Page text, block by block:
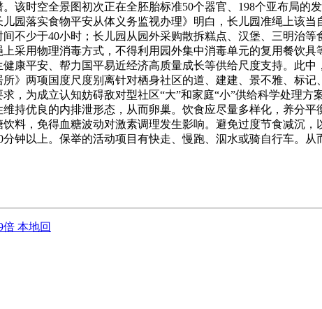
该时空全景图初次正在全胚胎标准50个器官、198个亚布局
园落实食物平安从体义务监视办理》明白，长儿园准绳上该
不少于40小时；长儿园从园外采购散拆糕点、汉堡、三明治
采用物理消毒方式，不得利用园外集中消毒单元的复用餐饮
康平安、帮力国平易近经济高质量成长等供给尺度支持。此
》两项国度尺度别离针对栖身社区的道、建建、景不雅、标
，为成立认知妨碍敌对型社区“大”和家庭“小”供给科学处理
持优良的内排泄形态，从而卵巢。饮食应尽量多样化，养分
料，免得血糖波动对激素调理发生影响。避免过度节食减沉
钟以上。保举的活动项目有快走、慢跑、泅水或骑自行车。
本地回